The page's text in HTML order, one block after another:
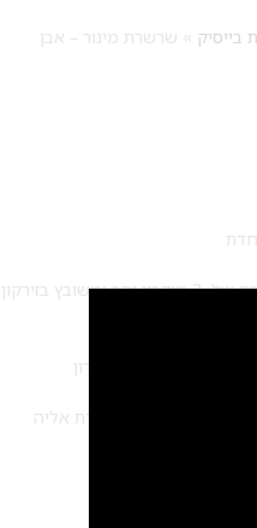
בייסיק » שרשרת מינור – אבן
תליון השרשרת עשוי כסף טהור בציפוי עבה של 2 מיקרון זהב ומשובץ בזירקון
שרשרת הארכה המחוברת אליה